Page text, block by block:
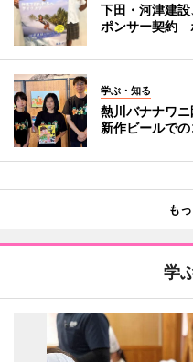
下田・河津建
ポンサー契約
学ぶ・知る
熱川バナナワ
新作ビールで
も
学